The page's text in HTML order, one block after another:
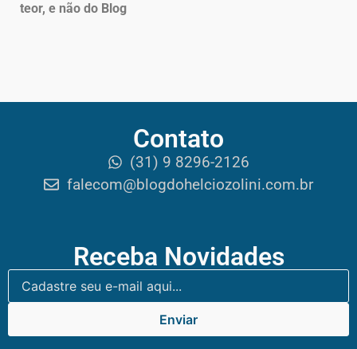
teor, e não do Blog
Contato
(31) 9 8296-2126
falecom@blogdohelciozolini.com.br
Receba Novidades
Enviar